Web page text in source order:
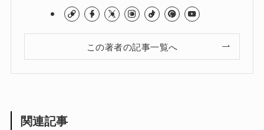
この著者の記事一覧へ
関連記事